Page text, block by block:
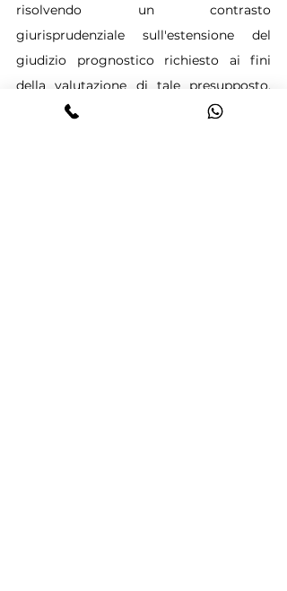
risolvendo un contrasto
giurisprudenziale sull'estensione del
giudizio prognostico richiesto ai fini
della valutazione di tale presupposto,
che per l'adozione del sequestro